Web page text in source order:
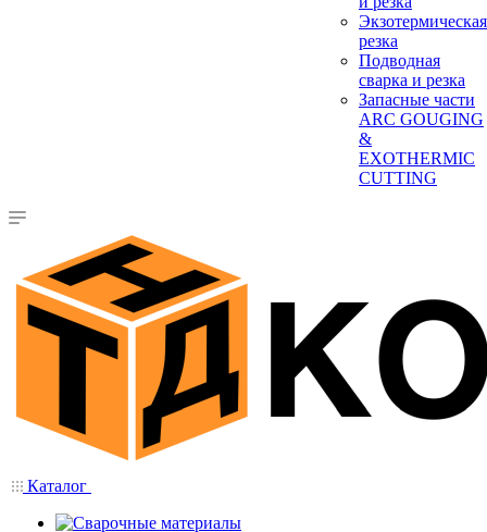
Экзотермическая
резка
Подводная
сварка и резка
Запасные части
ARC GOUGING
&
EXOTHERMIC
CUTTING
Каталог